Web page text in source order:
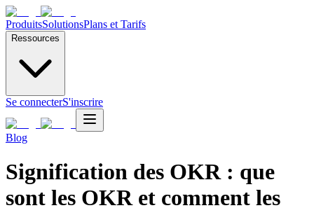
ProduitsSolutionsPlans et Tarifs
Ressources
Se connecterS'inscrire
Blog
Signification des OKR : que
sont les OKR et comment les